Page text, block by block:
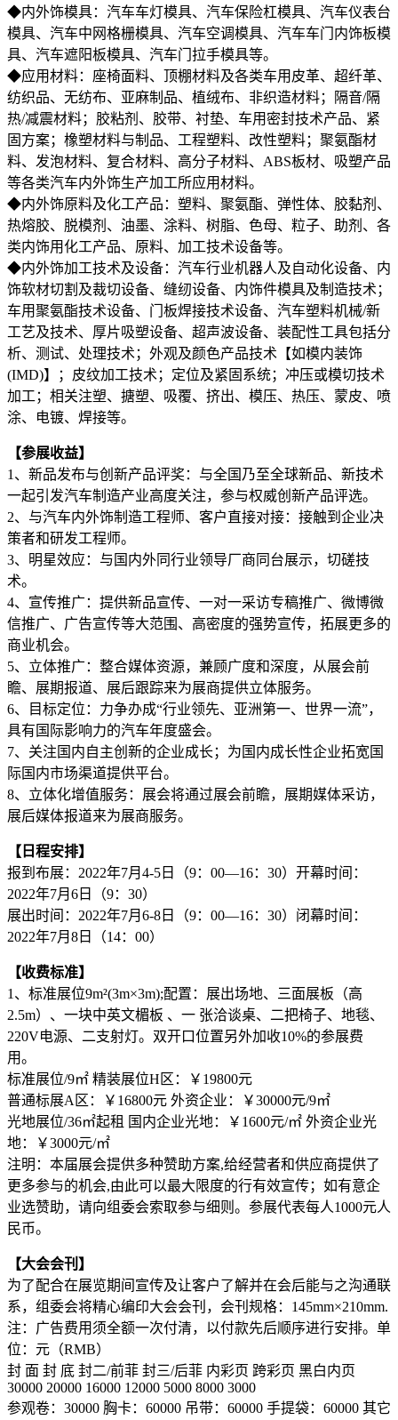
◆内外饰模具：汽车车灯模具、汽车保险杠模具、汽车仪表台
模具、汽车中网格栅模具、汽车空调模具、汽车车门内饰板模
具、汽车遮阳板模具、汽车门拉手模具等。
◆应用材料：座椅面料、顶棚材料及各类车用皮革、超纤革、
纺织品、无纺布、亚麻制品、植绒布、非织造材料；隔音/隔
热/减震材料；胶粘剂、胶带、衬垫、车用密封技术产品、紧
固方案；橡塑材料与制品、工程塑料、改性塑料；聚氨酯材
料、发泡材料、复合材料、高分子材料、ABS板材、吸塑产品
等各类汽车内外饰生产加工所应用材料。
◆内外饰原料及化工产品：塑料、聚氨酯、弹性体、胶黏剂、
热熔胶、脱模剂、油墨、涂料、树脂、色母、粒子、助剂、各
类内饰用化工产品、原料、加工技术设备等。
◆内外饰加工技术及设备：汽车行业机器人及自动化设备、内
饰软材切割及裁切设备、缝纫设备、内饰件模具及制造技术；
车用聚氨酯技术设备、门板焊接技术设备、汽车塑料机械/新
工艺及技术、厚片吸塑设备、超声波设备、装配性工具包括分
析、测试、处理技术；外观及颜色产品技术【如模内装饰
(IMD)】；皮纹加工技术；定位及紧固系统；冲压或模切技术
加工；相关注塑、搪塑、吸覆、挤出、模压、热压、蒙皮、喷
涂、电镀、焊接等。
【参展收益】
1、新品发布与创新产品评奖：与全国乃至全球新品、新技术
一起引发汽车制造产业高度关注，参与权威创新产品评选。
2、与汽车内外饰制造工程师、客户直接对接：接触到企业决
策者和研发工程师。
3、明星效应：与国内外同行业领导厂商同台展示，切磋技
术。
4、宣传推广：提供新品宣传、一对一采访专稿推广、微博微
信推广、广告宣传等大范围、高密度的强势宣传，拓展更多的
商业机会。
5、立体推广：整合媒体资源，兼顾广度和深度，从展会前
瞻、展期报道、展后跟踪来为展商提供立体服务。
6、目标定位：力争办成“行业领先、亚洲第一、世界一流”，
具有国际影响力的汽车年度盛会。
7、关注国内自主创新的企业成长；为国内成长性企业拓宽国
际国内市场渠道提供平台。
8、立体化增值服务：展会将通过展会前瞻，展期媒体采访，
展后媒体报道来为展商服务。
【日程安排】
报到布展：2022年7月4-5日（9：00—16：30）开幕时间：
2022年7月6日（9：30）
展出时间：2022年7月6-8日（9：00—16：30）闭幕时间：
2022年7月8日（14：00）
【收费标准】
1、标准展位9m²(3m×3m);配置：展出场地、三面展板（高
2.5m）、一块中英文楣板 、一 张洽谈桌、二把椅子、地毯、
220V电源、二支射灯。双开口位置另外加收10%的参展费
用。
标准展位/9㎡ 精装展位H区：￥19800元
普通标展A区：￥16800元 外资企业：￥30000元/9㎡
光地展位/36㎡起租 国内企业光地：￥1600元/㎡ 外资企业光
地：￥3000元/㎡
注明：本届展会提供多种赞助方案,给经营者和供应商提供了
更多参与的机会,由此可以最大限度的行有效宣传；如有意企
业选赞助，请向组委会索取参与细则。参展代表每人1000元人
民币。
【大会会刊】
为了配合在展览期间宣传及让客户了解并在会后能与之沟通联
系，组委会将精心编印大会会刊，会刊规格：145mm×210mm.
注：广告费用须全额一次付清，以付款先后顺序进行安排。单
位：元（RMB）
封 面 封 底 封二/前菲 封三/后菲 内彩页 跨彩页 黑白内页
30000 20000 16000 12000 5000 8000 3000
参观卷：30000 胸卡：60000 吊带：60000 手提袋：60000 其它